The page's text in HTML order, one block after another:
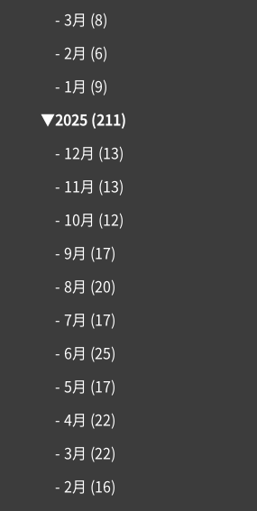
コンセプト
施工事例
はじめての家づくり
アイフルホームについて
リフォーム・リノベーション
土地情報
- 3月 (8)
- 2月 (6)
- 1月 (9)
▼2025(211)
- 12月 (13)
- 11月 (13)
- 10月 (12)
- 9月 (17)
- 8月 (20)
- 7月 (17)
- 6月 (25)
- 5月 (17)
- 4月 (22)
- 3月 (22)
- 2月 (16)